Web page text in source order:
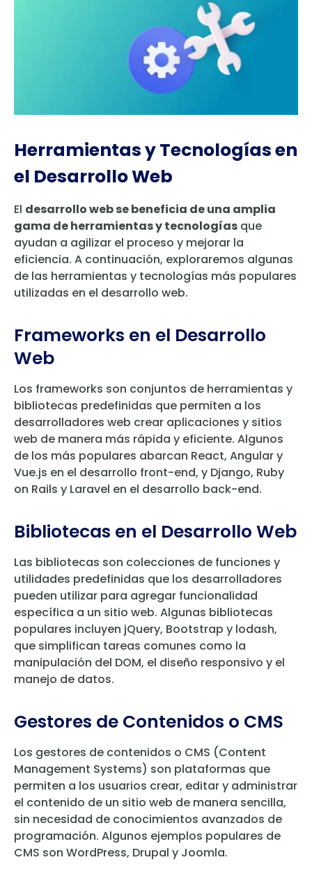
Herramientas y Tecnologías en
el Desarrollo Web
El desarrollo web se beneficia de una amplia
gama de herramientas y tecnologías que
ayudan a agilizar el proceso y mejorar la
eficiencia. A continuación, exploraremos algunas
de las herramientas y tecnologías más populares
utilizadas en el desarrollo web.
Frameworks en el Desarrollo
Web
Los frameworks son conjuntos de herramientas y
bibliotecas predefinidas que permiten a los
desarrolladores web crear aplicaciones y sitios
web de manera más rápida y eficiente. Algunos
de los más populares abarcan React, Angular y
Vue.js en el desarrollo front-end, y Django, Ruby
on Rails y Laravel en el desarrollo back-end.
Bibliotecas en el Desarrollo Web
Las bibliotecas son colecciones de funciones y
utilidades predefinidas que los desarrolladores
pueden utilizar para agregar funcionalidad
específica a un sitio web. Algunas bibliotecas
populares incluyen jQuery, Bootstrap y lodash,
que simplifican tareas comunes como la
manipulación del DOM, el diseño responsivo y el
manejo de datos.
Gestores de Contenidos o CMS
Los gestores de contenidos o CMS (Content
Management Systems) son plataformas que
permiten a los usuarios crear, editar y administrar
el contenido de un sitio web de manera sencilla,
sin necesidad de conocimientos avanzados de
programación. Algunos ejemplos populares de
CMS son WordPress, Drupal y Joomla.